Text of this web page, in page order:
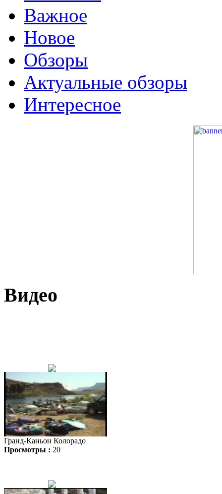
Важное
Новое
Обзоры
Актуальные обзоры
Интересное
Видео
Гранд-Каньон Колорадо
Просмотры : 20